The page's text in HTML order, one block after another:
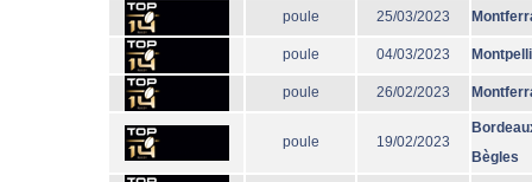
poule 25/03/2023
poule 04/03/2023
poule 26/02/2023
poule 19/02/2023
Bègles